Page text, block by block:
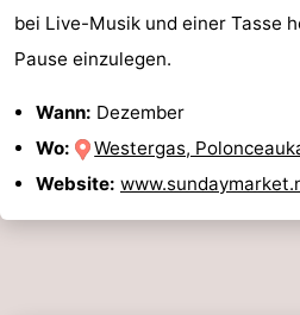
bei Live-Musik und einer Tasse
Pause einzulegen.
Wann: Dezember
Wo:
Westergas,
Website: